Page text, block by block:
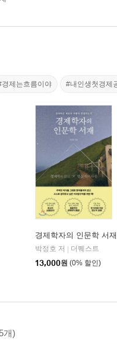
경제는흐름이야 #내인생첫경제
경제학자의 인문학 서재
박정호 저 | 더퀘스트
13,000원 (0% 할인)
개)